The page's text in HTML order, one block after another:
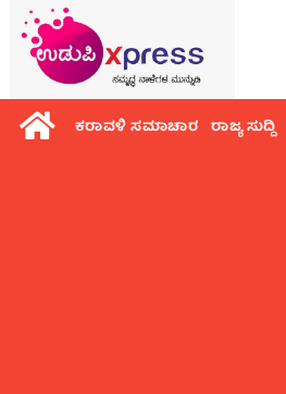
ಕರಾವಳಿ ಸಮಾಚಾರ ರಾಜ್ಯ ಸುದ್ದಿ